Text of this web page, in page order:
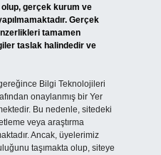
gerçek kurum ve
Gerçek
tamamen
taslak halindedir ve
Bilgi Teknolojileri
onaylanmış bir Yer
Bu nedenle, sitedeki
veya araştırma
Ancak, üyelerimiz
taşımakta olup, siteye